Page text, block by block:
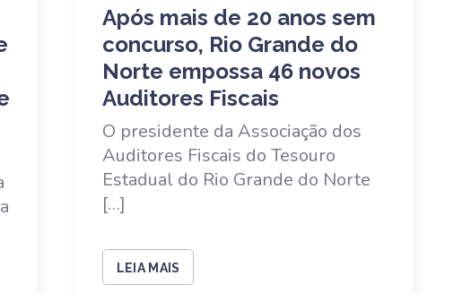
Após mais de 20 anos sem
concurso, Rio Grande do
Norte empossa 46 novos
Auditores Fiscais
O presidente da Associação dos
Auditores Fiscais do Tesouro
Estadual do Rio Grande do Norte
[…]
LEIA MAIS